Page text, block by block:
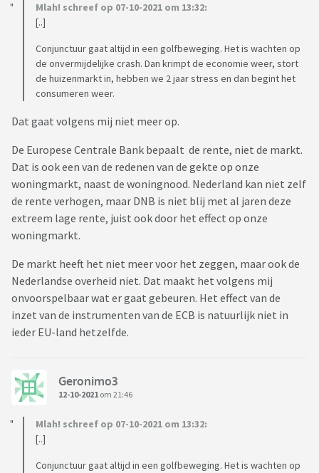
Mlah! schreef op 07-10-2021 om 13:32:
[..]
Conjunctuur gaat altijd in een golfbeweging. Het is wachten op
de onvermijdelijke crash. Dan krimpt de economie weer, stort
de huizenmarkt in, hebben we 2 jaar stress en dan begint het
consumeren weer.
Dat gaat volgens mij niet meer op.
De Europese Centrale Bank bepaalt de rente, niet de markt.
Dat is ook een van de redenen van de gekte op onze
woningmarkt, naast de woningnood. Nederland kan niet zelf
de rente verhogen, maar DNB is niet blij met al jaren deze
extreem lage rente, juist ook door het effect op onze
woningmarkt.
De markt heeft het niet meer voor het zeggen, maar ook de
Nederlandse overheid niet. Dat maakt het volgens mij
onvoorspelbaar wat er gaat gebeuren. Het effect van de
inzet van de instrumenten van de ECB is natuurlijk niet in
ieder EU-land hetzelfde.
Geronimo3
12-10-2021 om 21:46
Mlah! schreef op 07-10-2021 om 13:32:
[..]
Conjunctuur gaat altijd in een golfbeweging. Het is wachten op